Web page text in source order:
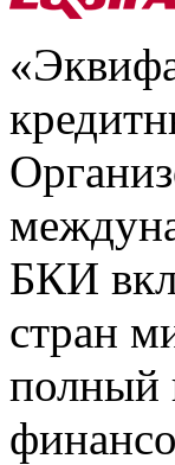
БКИ
стран
полный